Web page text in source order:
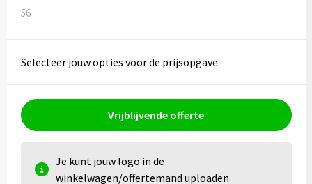
56
Selecteer jouw opties voor de prijsopgave.
Vrijblijvende offerte
Je kunt jouw logo in de
winkelwagen/offertemand uploaden